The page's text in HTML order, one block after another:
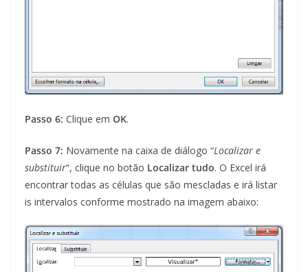
Passo 6: Clique em OK.
Passo 7: Novamente na caixa de diálogo “Localizar e
substituir“, clique no botão Localizar tudo. O Excel irá
encontrar todas as células que são mescladas e irá listar
is intervalos conforme mostrado na imagem abaixo: